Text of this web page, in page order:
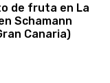
de fruta en La
Schamann
Canaria)